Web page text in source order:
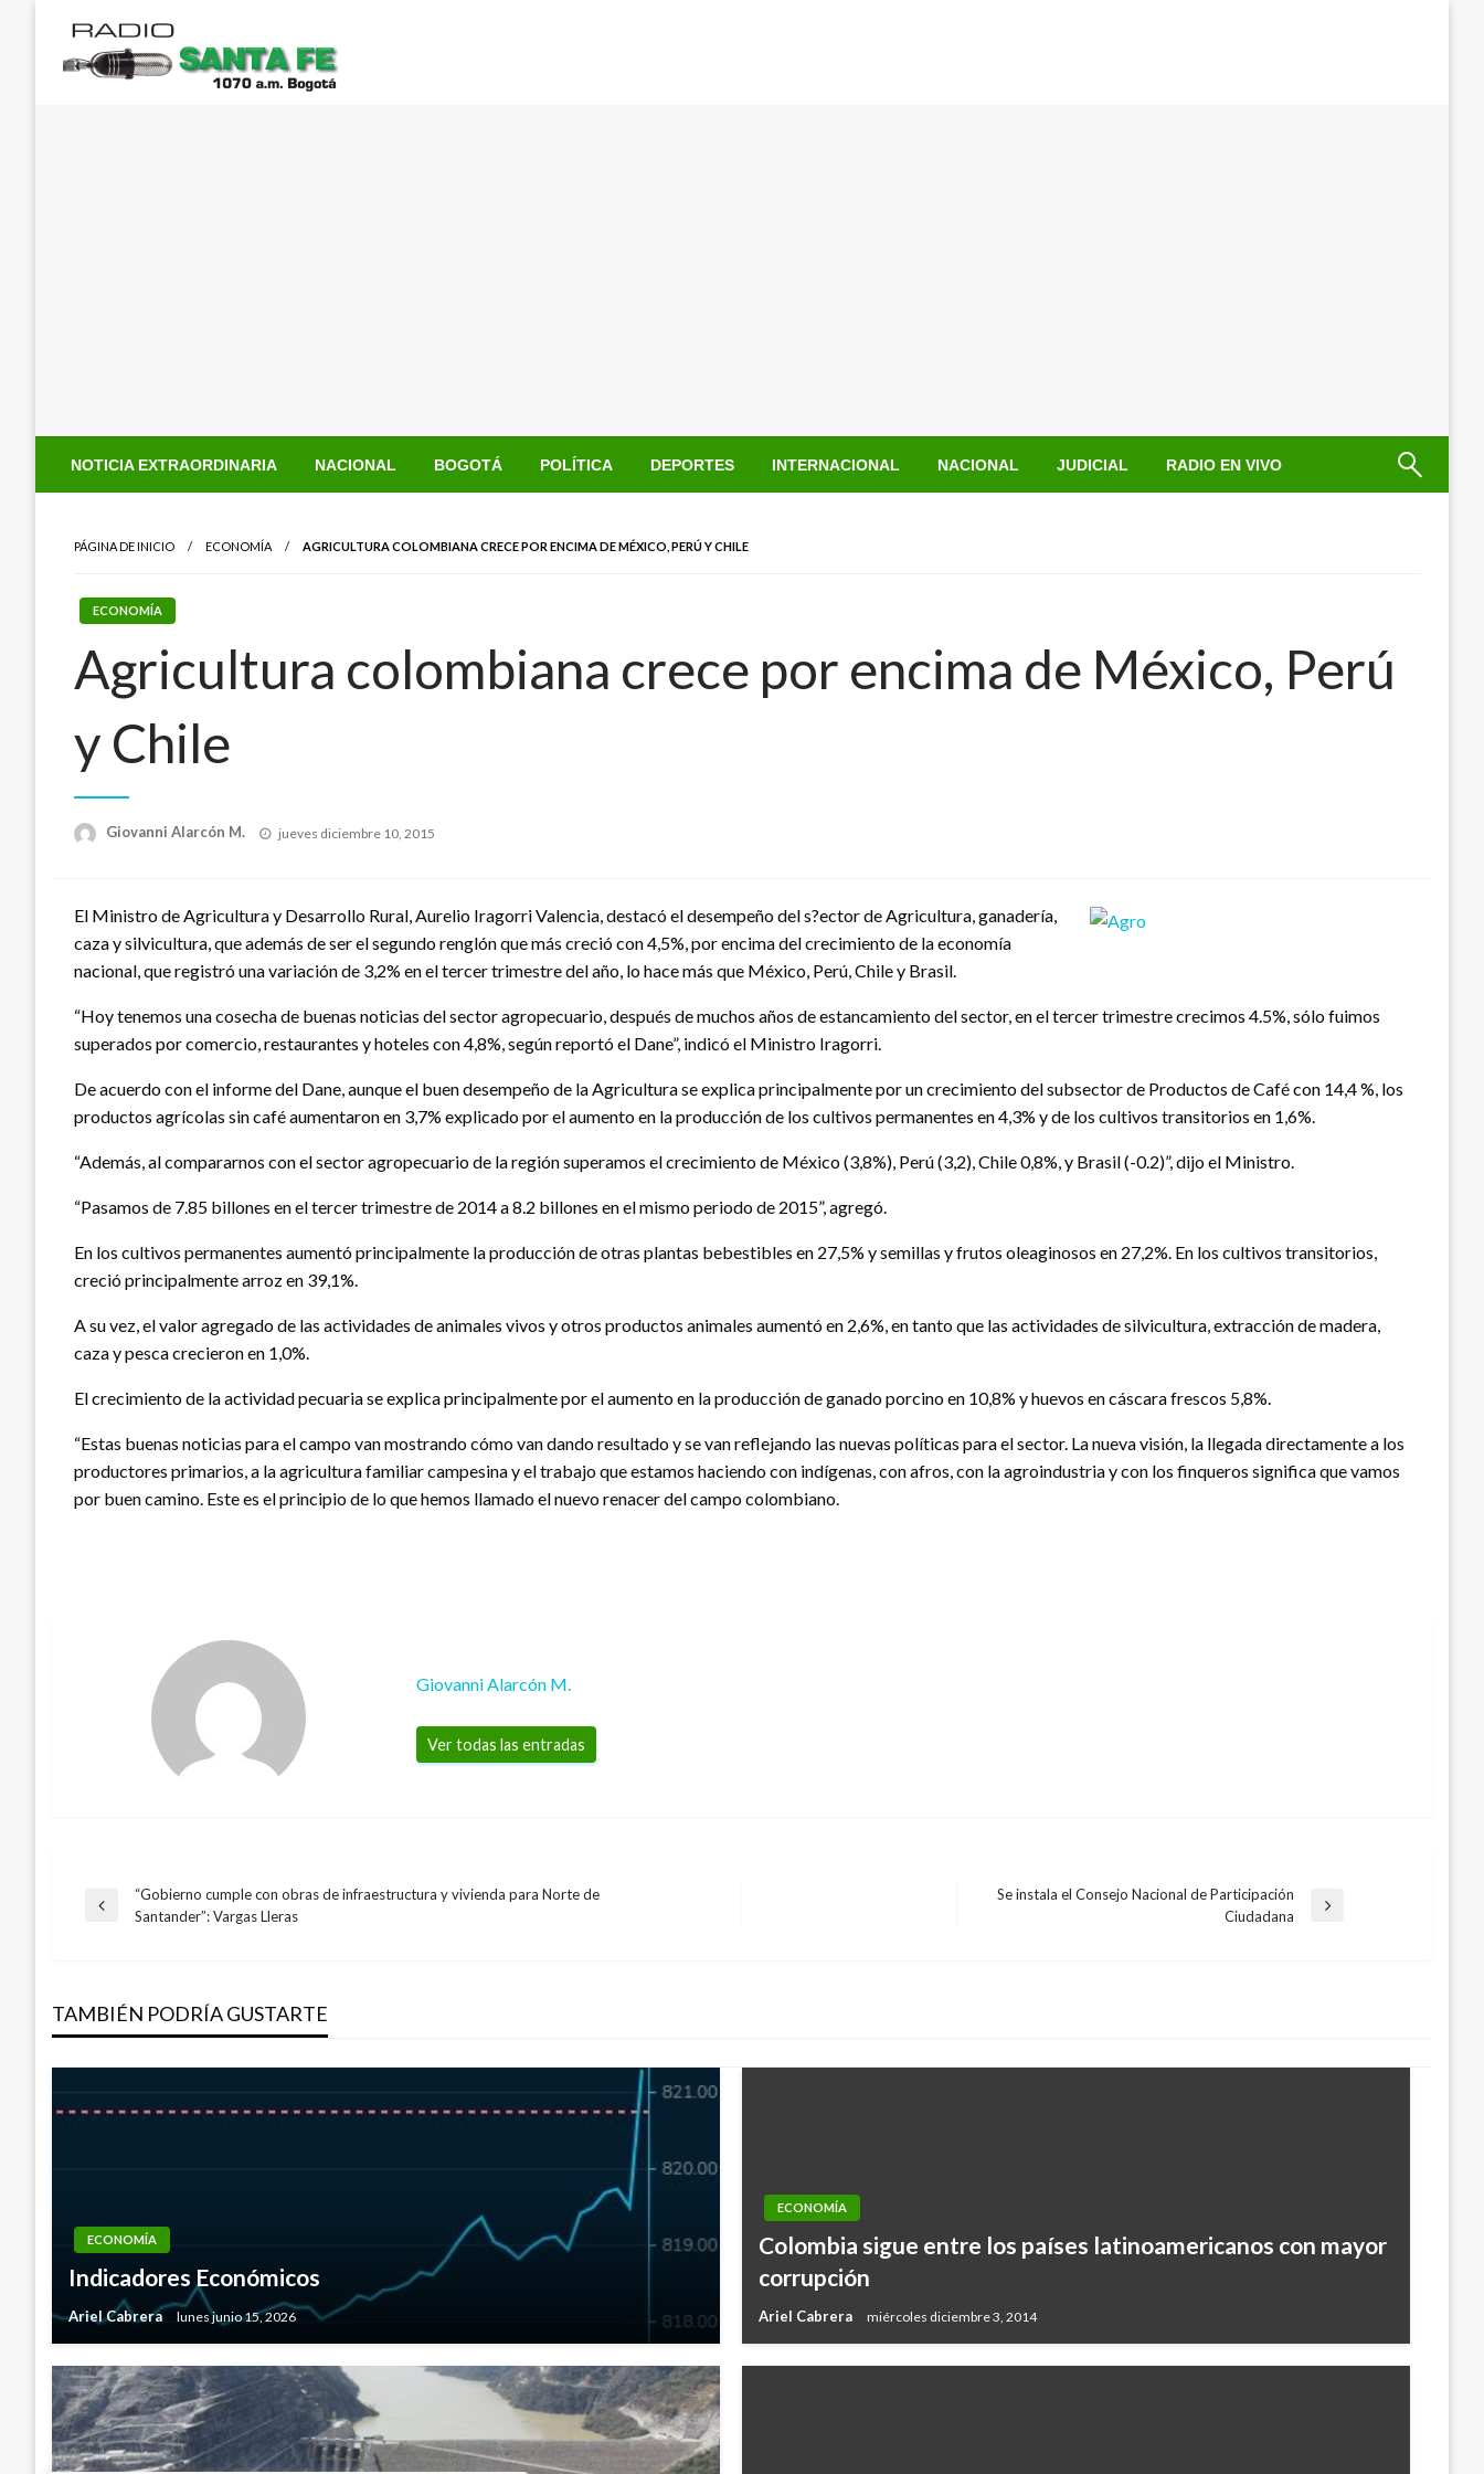
contenido
NOTICIA EXTRAORDINARIA NACIONAL BOGOTÁ POLÍTICA DEPORTES INTERNACIONAL NACIONAL JUDICIAL RADIO EN VIVO
PÁGINA DE INICIO ECONOMÍA AGRICULTURA COLOMBIANA CRECE POR ENCIMA DE MÉXICO, PERÚ Y CHILE
ECONOMÍA
Agricultura colombiana crece por encima de México, Perú
y Chile
Giovanni Alarcón M.
Publicado
jueves diciembre 10, 2015
El Ministro de Agricultura y Desarrollo Rural, Aurelio Iragorri Valencia, destacó el desempeño del s?ector de Agricultura, ganadería,
caza y silvicultura, que además de ser el segundo renglón que más creció con 4,5%, por encima del crecimiento de la economía
nacional, que registró una variación de 3,2% en el tercer trimestre del año, lo hace más que México, Perú, Chile y Brasil.
“Hoy tenemos una cosecha de buenas noticias del sector agropecuario, después de muchos años de estancamiento del sector, en el tercer trimestre crecimos 4.5%, sólo fuimos
superados por comercio, restaurantes y hoteles con 4,8%, según reportó el Dane”, indicó el Ministro Iragorri.
De acuerdo con el informe del Dane, aunque el buen desempeño de la Agricultura se explica principalmente por un crecimiento del subsector de Productos de Café con 14,4 %, los
productos agrícolas sin café aumentaron en 3,7% explicado por el aumento en la producción de los cultivos permanentes en 4,3% y de los cultivos transitorios en 1,6%.
“Además, al compararnos con el sector agropecuario de la región superamos el crecimiento de México (3,8%), Perú (3,2), Chile 0,8%, y Brasil (-0.2)”, dijo el Ministro.
“Pasamos de 7.85 billones en el tercer trimestre de 2014 a 8.2 billones en el mismo periodo de 2015”, agregó.
En los cultivos permanentes aumentó principalmente la producción de otras plantas bebestibles en 27,5% y semillas y frutos oleaginosos en 27,2%. En los cultivos transitorios,
creció principalmente arroz en 39,1%.
A su vez, el valor agregado de las actividades de animales vivos y otros productos animales aumentó en 2,6%, en tanto que las actividades de silvicultura, extracción de madera,
caza y pesca crecieron en 1,0%.
El crecimiento de la actividad pecuaria se explica principalmente por el aumento en la producción de ganado porcino en 10,8% y huevos en cáscara frescos 5,8%.
“Estas buenas noticias para el campo van mostrando cómo van dando resultado y se van reflejando las nuevas políticas para el sector. La nueva visión, la llegada directamente a los
productores primarios, a la agricultura familiar campesina y el trabajo que estamos haciendo con indígenas, con afros, con la agroindustria y con los finqueros significa que vamos
por buen camino. Este es el principio de lo que hemos llamado el nuevo renacer del campo colombiano.
Giovanni Alarcón M.
Ver todas las entradas
Navegación
entradas
Entrada
“Gobierno cumple con obras de infraestructura y vivienda para Norte de
Santander”: Vargas Lleras
Se instala el Consejo Nacional de Participación
Ciudadana
TAMBIÉN PODRÍA GUSTARTE
ECONOMÍA
Indicadores Económicos
Ariel Cabrera lunes junio 15, 2026
ECONOMÍA
Colombia sigue entre los países latinoamericanos con mayor
corrupción
Ariel Cabrera miércoles diciembre 3, 2014